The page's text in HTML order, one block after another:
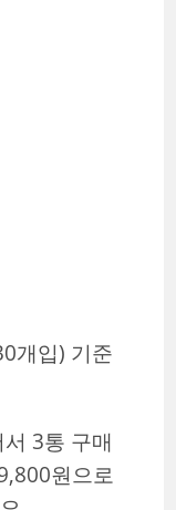
개입) 기준
3통 구매
원으로